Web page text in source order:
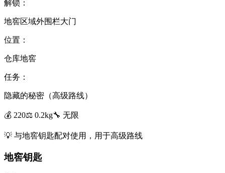
解锁：
地窖区域外围栏大门
位置：
仓库地窖
任务：
隐藏的秘密（高级路线）
💰 220⚖️ 0.2kg🔧 无限
💡 与地窖钥匙配对使用，用于高级路线
地窖钥匙